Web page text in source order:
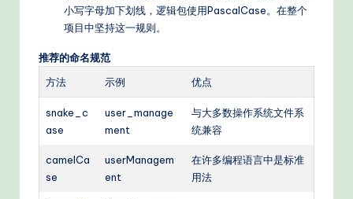
小写字母加下划线，逻辑包使用PascalCase。在整个
项目中坚持这一规则。
推荐的命名规范
方法
示例 优点
snake_c
ase
user_manage
ment
与大多数操作系统文件系
统兼容
camelCa
se
userManagem
ent
在许多编程语言中是标准
用法